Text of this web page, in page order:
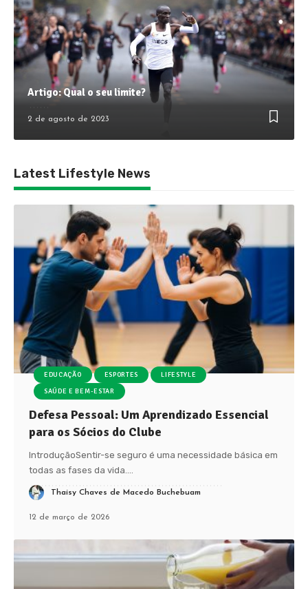
Artigo: Qual o seu limite?
2 de agosto de 2023
Latest Lifestyle News
EDUCAÇÃO ESPORTES
LIFESTYLE
SAÚDE E BEM-ESTAR
Defesa Pessoal: Um Aprendizado Essencial
para os Sócios do Clube
IntroduçãoSentir-se seguro é uma necessidade básica em
todas as fases da vida.…
Thaisy Chaves de Macedo Buchebuam
12 de março de 2026